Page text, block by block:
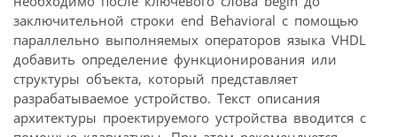
заключительной строки end Behavioral с помощью
параллельно выполняемых операторов языка VHDL
добавить определение функционирования или
структуры объекта, который представляет
разрабатываемое устройство. Текст описания
архитектуры проектируемого устройства вводится с